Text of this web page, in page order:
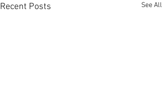
Recent Posts See All